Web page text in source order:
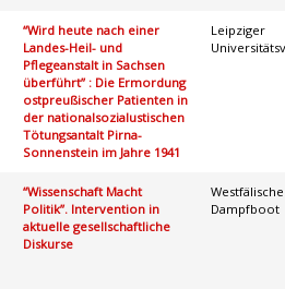
“Wird heute nach einer
Landes-Heil- und
Pflegeanstalt in Sachsen
überführt” : Die Ermordung
ostpreußischer Patienten in
der nationalsozialustischen
Tötungsantalt Pirna-
Sonnenstein im Jahre 1941
Leipziger
“Wissenschaft Macht
Politik”. Intervention in
aktuelle gesellschaftliche
Diskurse
Dampfboot